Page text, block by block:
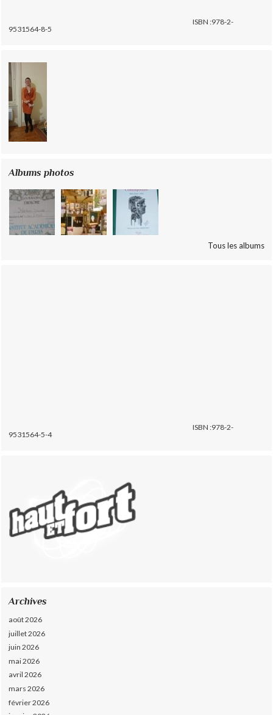
ISBN :978-2-
9531564-8-5
Albums photos
Tous les albums
ISBN :978-2-
9531564-5-4
Archives
août 2026
juillet 2026
juin 2026
mai 2026
avril 2026
mars 2026
février 2026